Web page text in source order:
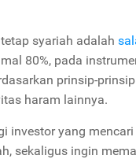
syariah adalah
80%, pada
prinsip-
haram lainnya.
investor yang
sekaligus ingin